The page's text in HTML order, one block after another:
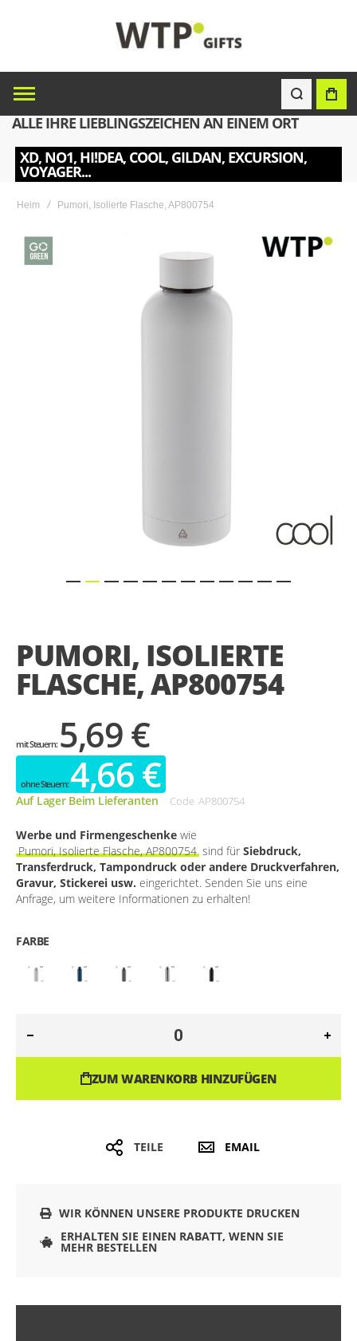
ALLE IHRE LIEBLINGSZEICHEN AN EINEM ORT
XD, NO1, HI!DEA, COOL, GILDAN, EXCURSION,
VOYAGER...
Heim Pumori, Isolierte Flasche, AP800754
Skip
the
beginning
of
the
images
PUMORI, ISOLIERTE
FLASCHE, AP800754
5,69 €
4,66 €
Auf Lager Beim Lieferanten Code AP800754
Werbe und Firmengeschenke wie
Pumori, Isolierte Flasche, AP800754 sind für Siebdruck,
Transferdruck, Tampondruck oder andere Druckverfahren,
Gravur, Stickerei usw. eingerichtet. Senden Sie uns eine
Anfrage, um weitere Informationen zu erhalten!
FARBE
ZUM WARENKORB HINZUFÜGEN
TEILE EMAIL
WIR KÖNNEN UNSERE PRODUKTE DRUCKEN
ERHALTEN SIE EINEN RABATT, WENN SIE
MEHR BESTELLEN